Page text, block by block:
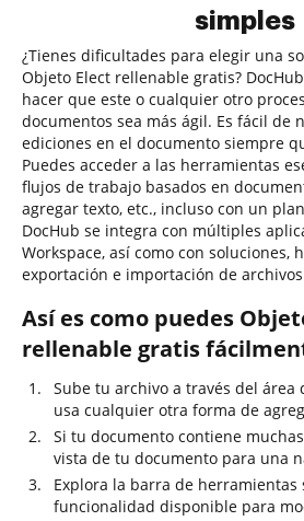
simples
¿Tienes dificultades para elegir una
Objeto Elect rellenable gratis?
hacer que este o cualquier otro
documentos sea más ágil. Es fácil de
ediciones en el documento siempre
Puedes acceder a las herramientas
flujos de trabajo basados en
agregar texto, etc., incluso con un
DocHub se integra con múltiples
Workspace, así como con soluciones,
exportación e importación de
Así es como puedes
rellenable gratis
Sube tu archivo a través del
usa cualquier otra forma de
Si tu documento contiene
vista de tu documento para una
Explora la barra de
funcionalidad disponible para